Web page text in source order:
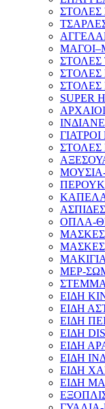
ΣΤΟΛΕΣ
ΣΤΟΛΕΣ
ΣΤΟΛΕΣ
ΣΤΟΛΕΣ
ΣΤΟΛΕΣ
ΟΠΛΑ-
ΜΑΣΚΕΣ
ΜΑΣΚΕΣ
ΜΕΡ-
ΕΙΔΗ
ΕΙΔΗ
ΕΙΔΗ
ΕΙΔΗ
ΕΙΔΗ
ΕΙΔΗ
ΕΙΔΗ
ΕΙΔΗ